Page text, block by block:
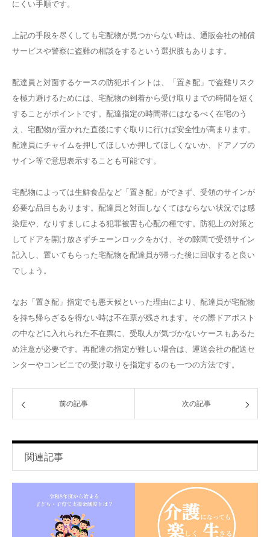
にくい手順です。
上記の手段を尽くしても宅配物が見つからない時は、通販会社の補償
サービスや警察に盗難の相談をするという選択肢もあります。
配達員と対面するケースの防犯ポイントは、「置き配」で盗難リスク
を極力避けるためには、宅配物の到着から受け取りまでの時間を短く
することがポイントです。配達指定の時間帯にはなるべく在宅のう
え、宅配物が置かれた直後にすぐ取りに行けば安全性が高まります。
配達員にチャイムを押してほしいか押してほしくないか、ドアノブの
サイン等で意思表示することも可能です。
宅配物によっては生鮮食品など「置き配」ができず、受領のサインが
必要な品目もあります。配達員と対面しなくてはならない状況では感
染症や、なりすましによる犯罪被害も心配の種です。防犯上の対策と
してドアを開け放さずチェーンロックをかけ、その隙間で受領サイン
記入し、置いてもらった宅配物を配達員が帰った後に回収すると良い
でしょう。
なお「置き配」指定でも悪天候といった理由により、配達員が宅配物
を持ち帰らざるを得ない時は不在票が残されます。その際ドアポスト
の中などに入れられた不在票に、受取人が気づかないケースもあるた
め注意が必要です。再配達の指定が難しい場合は、運送会社の配送セ
ンターやコンビニでの受け取りを指定するのも一つの方法です。
前の記事 次の記事
関連記事